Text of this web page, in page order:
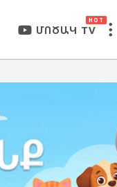
ՄՈԾԱԿ TV
HOT